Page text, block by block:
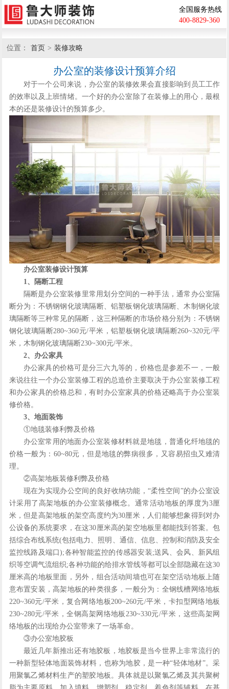
全国服务热线
400-8829-360
位置： 首页 > 装修攻略
办公室的装修设计预算介绍
对于一个公司来说，办公室的装修效果会直接影响到员工工作
的效率以及上班情绪。一个好的办公室除了在装修上的用心，最根
本的还是装修设计的预算多少。
办公室装修设计预算
1、隔断工程
隔断是办公室装修里常用划分空间的一种手法，通常办公室隔
断分为：不锈钢钢化玻璃隔断、铝塑板钢化玻璃隔断、木制钢化玻
璃隔断等三种常见的隔断，这三种隔断的市场价格分别为：不锈钢
钢化玻璃隔断280~360元/平米，铝塑板钢化玻璃隔断260~320元/平
米，木制钢化玻璃隔断230~300元/平米。
2、办公家具
办公家具的价格可是分三六九等的，价格也是参差不一，一般
来说往往一个办公室装修工程的总造价主要取决于办公室装修工程
和办公家具的价格总和，有时办公室家具的价格还略高于办公室装
修价格。
3、地面装饰
①地毯装修利弊及价格
办公室常用的地面办公室装修材料就是地毯，普通化纤地毯的
价格一般为：60~80元，但是地毯的弊病很多，又容易招虫又难清
理。
②高架地板装修利弊及价格
现在为实现办公空间的良好收纳功能，“柔性空间”的办公室设
计采用了高架地板的办公室装修概念。通常活动地板的厚度为3厘
米，但是高架地板的架空高度约为30厘米，人们能够想象得到对办
公设备的系统要求，在这30厘米高的架空地板里都能找到答案。包
括综合布线系统(包括电力、照明、通信、信息、控制和消防及安全
监控线路及端口);各种智能监控的传感器安装;送风、会风、新风组
织等空调气流组织;各种功能的给排水管线等都可以全部隐藏在这30
厘米高的地板里面，另外，组合活动间墙也可在架空活动地板上随
意布置安装，高架地板的种类很多，一般分为：全钢线槽网络地板
220~360元/平米，复合网络地板200~260元/平米，卡扣型网络地板
230~280元/平米，全钢高架网络地板230~330元/平米，这些高架网
络地板的出现给办公室带来了一场革命。
③办公室地胶板
最近几年新推出还有地胶板，地胶板是当今世界上非常流行的
一种新型轻体地面装饰材料，也称为地胶，是一种“轻体地材”。采
用聚氯乙烯材料生产的塑胶地板。具体就是以聚氯乙烯及其共聚树